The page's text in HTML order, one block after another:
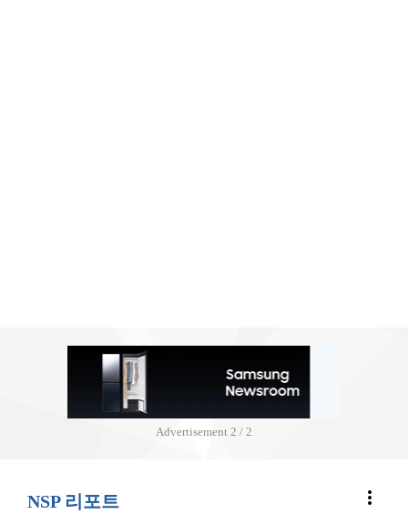
Advertisement 2 / 2
NSP 리포트 more_vert